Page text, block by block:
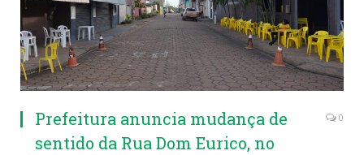
Prefeitura anuncia mudança de
sentido da Rua Dom Eurico, no
0